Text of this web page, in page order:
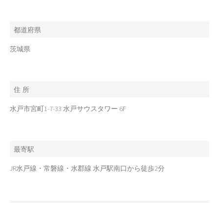
都道府県
茨城県
住 所
水戸市宮町1-7-33 水戸サウスタワー 6F
最寄駅
JR水戸線・常磐線・水郡線 水戸駅南口から徒歩2分